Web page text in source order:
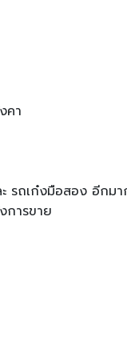
คา
รถเก๋งมือสอง อีกม
การขาย